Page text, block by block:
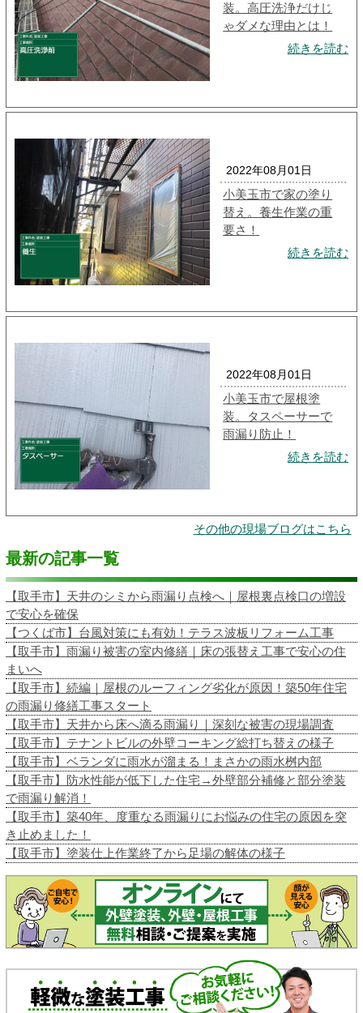
装。高圧洗浄だけじ
ゃダメな理由とは！
続きを読む
2022年08月01日
小美玉市で家の塗り
替え。養生作業の重
要さ！
続きを読む
2022年08月01日
小美玉市で屋根塗
装。タスペーサーで
雨漏り防止！
続きを読む
その他の現場ブログはこちら
最新の記事一覧
【取手市】天井のシミから雨漏り点検へ｜屋根裏点検口の増設
で安心を確保
【つくば市】台風対策にも有効！テラス波板リフォーム工事
【取手市】雨漏り被害の室内修繕｜床の張替え工事で安心の住
まいへ
【取手市】続編｜屋根のルーフィング劣化が原因！築50年住宅
の雨漏り修繕工事スタート
【取手市】天井から床へ滴る雨漏り｜深刻な被害の現場調査
【取手市】テナントビルの外壁コーキング総打ち替えの様子
【取手市】ベランダに雨水が溜まる！まさかの雨水桝内部
【取手市】防水性能が低下した住宅→外壁部分補修と部分塗装
で雨漏り解消！
【取手市】築40年、度重なる雨漏りにお悩みの住宅の原因を突
き止めました！
【取手市】塗装仕上作業終了から足場の解体の様子